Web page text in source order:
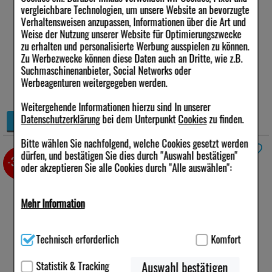
vergleichbare Technologien, um unsere Website an bevorzugte
Verhaltensweisen anzupassen, Informationen über die Art und
Weise der Nutzung unserer Website für Optimierungszwecke
zu erhalten und personalisierte Werbung ausspielen zu können.
Zu Werbezwecke können diese Daten auch an Dritte, wie z.B.
Suchmaschinenanbieter, Social Networks oder
Werbeagenturen weitergegeben werden.
Weitergehende Informationen hierzu sind In unserer
Datenschutzerklärungbei dem UnterpunktCookieszu finden.
Bitte wählen Sie nachfolgend, welche Cookies gesetzt werden
dürfen, und bestätigen Sie dies durch "Auswahl bestätigen"
oder akzeptieren Sie alle Cookies durch "Alle auswählen":
Mehr Information
für die Grundfunktionen unserer Website notwendig sind (z.B.
Navigation, Warenkorb, Kundenkonto), weshalb auf diese nicht
verzichtet werden kann.
Technisch erforderlich
Komfort
Statistik & Tracking
Auswahl bestätigen
3,82 €
Statt: 5,78 €²
inkl. MwSt zzgl.Versand
sofort lieferbar
Alternative Packungsgrößen:
32%
+
−
Details
BIOCHEMIE Pflüger 7 Magnesium
phosphoricum D 6 Tro30 ml*
Menge:
Darreichungsform:
06324519
-30%